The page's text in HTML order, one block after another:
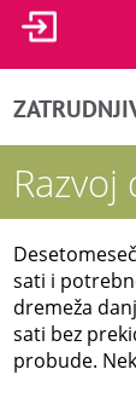
sati i
dremeža
sati bez
probude.